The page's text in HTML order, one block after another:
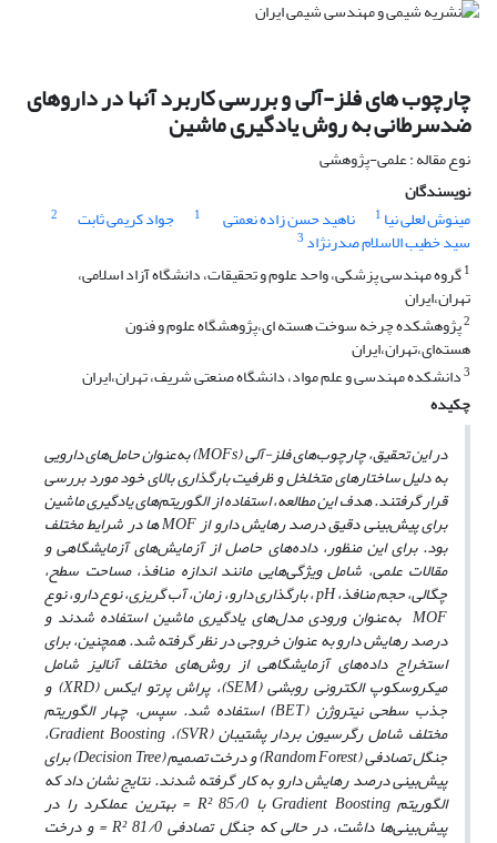
چارچوب های فلز-آلی و بررسی کاربرد آنها در داروهای
ضدسرطانی به روش یادگیری ماشین
نوع مقاله : علمی-پژوهشی
نویسندگان
مینوش لعلی نیا 1 ناهید حسن زاده نعمتی 1 جواد کریمی ثابت 2
سید خطیب الاسلام صدرنژاد 3
1گروه مهندسی پزشکی، واحد علوم و تحقیقات، دانشگاه آزاد اسلامی،
تهران،ایران
2پژوهشکده چرخه سوخت هسته ای،پژوهشگاه علوم و فنون
هسته‌ای،تهران،ایران
3دانشکده مهندسی و علم مواد، دانشگاه صنعتی شریف، تهران،ایران
چکیده
در این تحقیق، چارچوب‌های فلز-آلی (MOFs) به‌عنوان حامل‌های دارویی
به دلیل ساختارهای متخلخل و ظرفیت بارگذاری بالای خود مورد بررسی
قرار گرفتند. هدف این مطالعه، استفاده از الگوریتم‌های یادگیری ماشین
برای پیش‌بینی دقیق درصد رهایش دارو از MOF ها در شرایط مختلف
بود. برای این منظور، داده‌های حاصل از آزمایش‌های آزمایشگاهی و
مقالات علمی، شامل ویژگی‌هایی مانند اندازه منافذ، مساحت سطح،
چگالی، حجم منافذ، pH ، بارگذاری دارو، زمان، آب گریزی، نوع دارو، نوع
MOF به‌عنوان ورودی مدل‌های یادگیری ماشین استفاده شدند و
درصد رهایش دارو به عنوان خروجی در نظر گرفته شد. همچنین، برای
استخراج داده‌های آزمایشگاهی از روش‌های مختلف آنالیز شامل
میکروسکوپ الکترونی روبشی (SEM)، پراش پرتو ایکس (XRD) و
جذب سطحی نیتروژن (BET) استفاده شد. سپس، چهار الگوریتم
مختلف شامل رگرسیون بردار پشتیبان (SVR)، Gradient Boosting،
جنگل تصادفی (Random Forest) و درخت تصمیم (Decision Tree) برای
پیش‌بینی درصد رهایش دارو به کار گرفته شدند. نتایج نشان داد که
الگوریتم Gradient Boosting با 85/0 R² = بهترین عملکرد را در
پیش‌بینی‌ها داشت، در حالی که جنگل تصادفی 81/0 R² = و درخت